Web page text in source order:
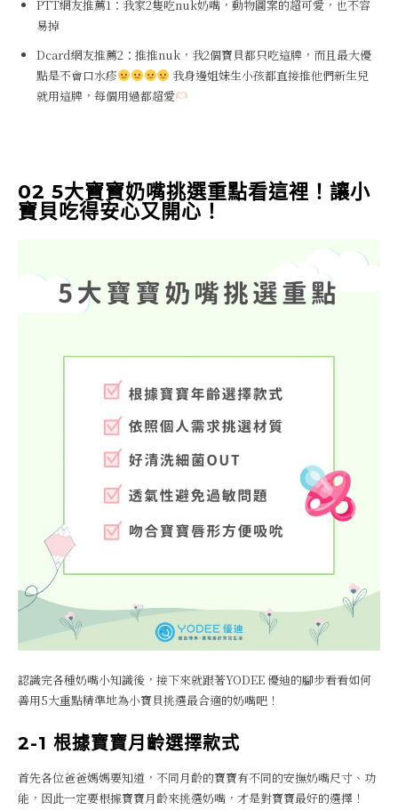
PTT網友推薦1：我家2隻吃nuk奶嘴，動物圖案的超可愛，也不容
易掉
Dcard網友推薦2：推推nuk，我2個寶貝都只吃這牌，而且最大優
點是不會口水疹
我身邊姐妹生小孩都直接推他們新生兒
就用這牌，每個用過都超愛
02 5大寶寶奶嘴挑選重點看這裡！讓小
寶貝吃得安心又開心！
認識完各種奶嘴小知識後，接下來就跟著YODEE 優迪的腳步看看如何
善用5大重點精準地為小寶貝挑選最合適的奶嘴吧！
2-1 根據寶寶月齡選擇款式
首先各位爸爸媽媽要知道，不同月齡的寶寶有不同的安撫奶嘴尺寸、功
能，因此一定要根據寶寶月齡來挑選奶嘴，才是對寶寶最好的選擇！